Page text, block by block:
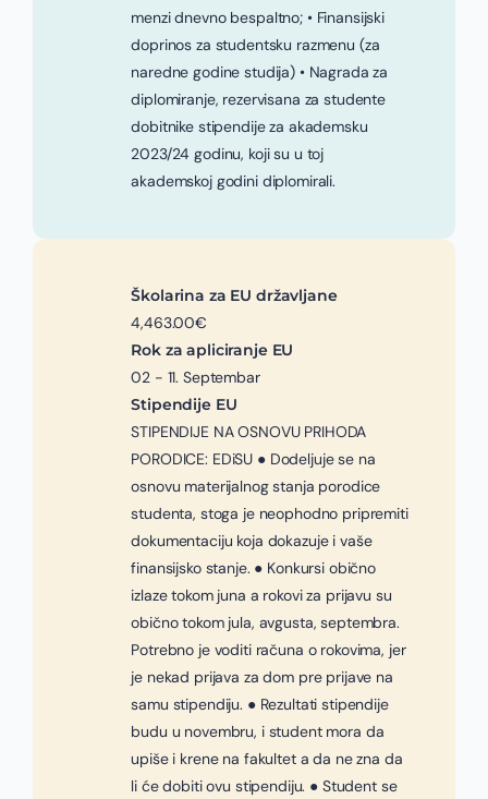
menzi dnevno bespaltno; • Finansijski
doprinos za studentsku razmenu (za
naredne godine studija) • Nagrada za
diplomiranje, rezervisana za studente
dobitnike stipendije za akademsku
2023/24 godinu, koji su u toj
akademskoj godini diplomirali.
Školarina za EU državljane
4,463.00€
Rok za apliciranje EU
02 - 11. Septembar
Stipendije EU
STIPENDIJE NA OSNOVU PRIHODA
PORODICE: EDiSU ● Dodeljuje se na
osnovu materijalnog stanja porodice
studenta, stoga je neophodno pripremiti
dokumentaciju koja dokazuje i vaše
finansijsko stanje. ● Konkursi obično
izlaze tokom juna a rokovi za prijavu su
obično tokom jula, avgusta, septembra.
Potrebno je voditi računa o rokovima, jer
je nekad prijava za dom pre prijave na
samu stipendiju. ● Rezultati stipendije
budu u novembru, i student mora da
upiše i krene na fakultet a da ne zna da
li će dobiti ovu stipendiju. ● Student se